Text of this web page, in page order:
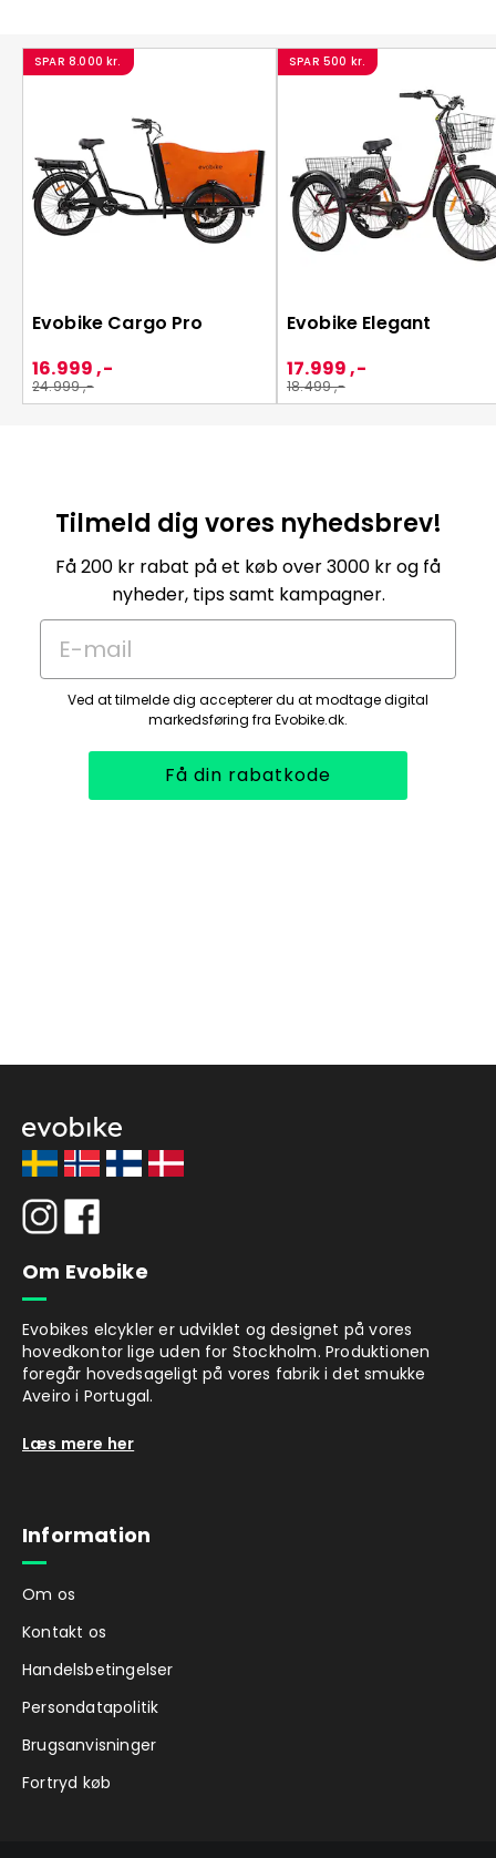
SPAR 8.000 kr.
Evobike Cargo Pro
24.999 ,-
16.999 ,-
SPAR 500 kr.
Evobike Elegant
18.499 ,-
17.999 ,-
Tilmeld dig vores nyhedsbrev!
Få 200 kr rabat på et køb over 3000 kr og få
nyheder, tips samt kampagner.
E-mail
Ved at tilmelde dig accepterer du at modtage digital
markedsføring fra Evobike.dk.
Få din rabatkode
Om Evobike
Evobikes elcykler er udviklet og designet på vores
hovedkontor lige uden for Stockholm. Produktionen
foregår hovedsageligt på vores fabrik i det smukke
Aveiro i Portugal.
Læs mere her
Information
Om os
Kontakt os
Handelsbetingelser
Persondatapolitik
Brugsanvisninger
Fortryd køb